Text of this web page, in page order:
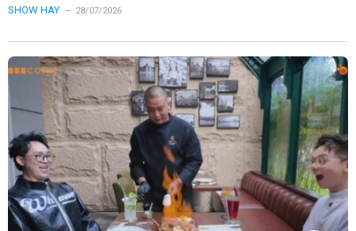
SHOW HAY 28/07/2026